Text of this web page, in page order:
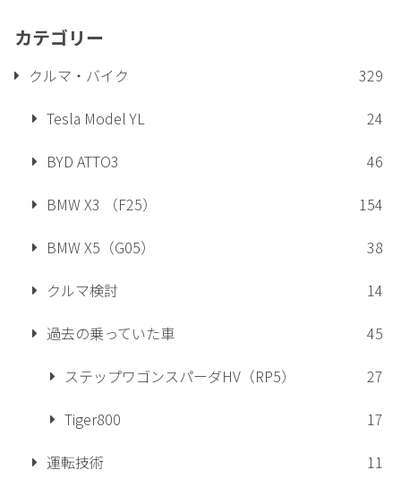
カテゴリー
クルマ・バイク
329
Tesla Model YL
24
BYD ATTO3
46
BMW X3 （F25）
154
BMW X5（G05）
38
クルマ検討
14
過去の乗っていた車
45
ステップワゴンスパーダHV（RP5）
27
Tiger800
17
運転技術
11